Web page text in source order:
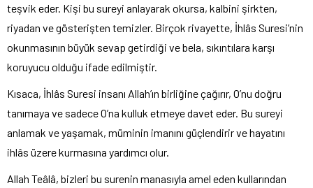
teşvik eder. Kişi bu sureyi anlayarak okursa, kalbini şirkten,
riyadan ve gösterişten temizler. Birçok rivayette, İhlâs Suresi’nin
okunmasının büyük sevap getirdiği ve bela, sıkıntılara karşı
koruyucu olduğu ifade edilmiştir.
Kısaca, İhlâs Suresi insanı Allah’ın birliğine çağırır, O’nu doğru
tanımaya ve sadece O’na kulluk etmeye davet eder. Bu sureyi
anlamak ve yaşamak, müminin imanını güçlendirir ve hayatını
ihlâs üzere kurmasına yardımcı olur.
Allah Teâlâ, bizleri bu surenin manasıyla amel eden kullarından